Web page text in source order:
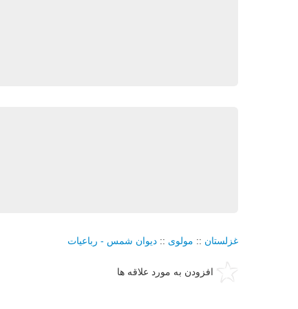
غزلستان :: مولوی :: دیوان شمس - رباعیات
افزودن به مورد علاقه ها